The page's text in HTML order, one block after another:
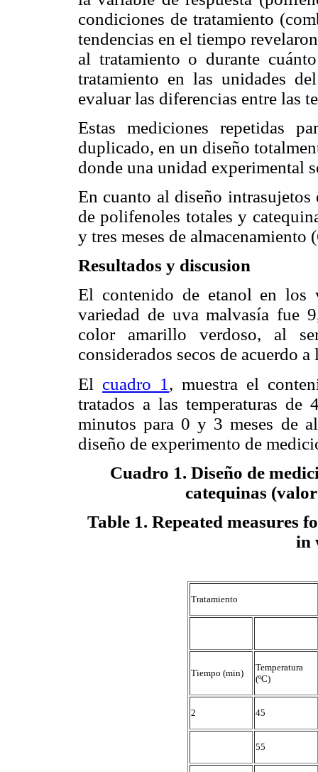
condiciones de tratamiento
tendencias en el tiempo
al tratamiento o durante
tratamiento en las unidades
evaluar las diferencias entre las
Estas mediciones repetidas
duplicado, en un diseño
donde una unidad experimental
En cuanto al diseño intrasujetos
de polifenoles totales y
y tres meses de almacenamiento
Resultados y discusion
El contenido de etanol en los
variedad de uva malvasía fue
color amarillo verdoso, al
considerados secos de acuerdo
El cuadro 1 , muestra el
tratados a las temperaturas de
minutos para 0 y 3 meses de
diseño de experimento de
Cuadro 1. Diseño de
catequinas
Table 1. Repeated measures
in
Tratamiento
Tiempo (min)
Temperatura
(ºC)
2 45
55